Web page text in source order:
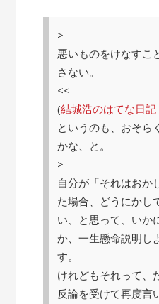
>
悪いものをけなすこ
さない。
<<
(結城浩のはてな日記
というのも、おそら
かな、と。
>
自分が「それはおか
た場合、どうにかし
い、と思って、いか
か、一生懸命説明し
す。
けれどもそれって、
反論を受けて再度言